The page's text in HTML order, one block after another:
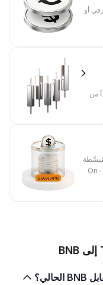
أو
من
Easy Earn ومُنتَج تحقيق الأرباح ضمن الشبكة (On-